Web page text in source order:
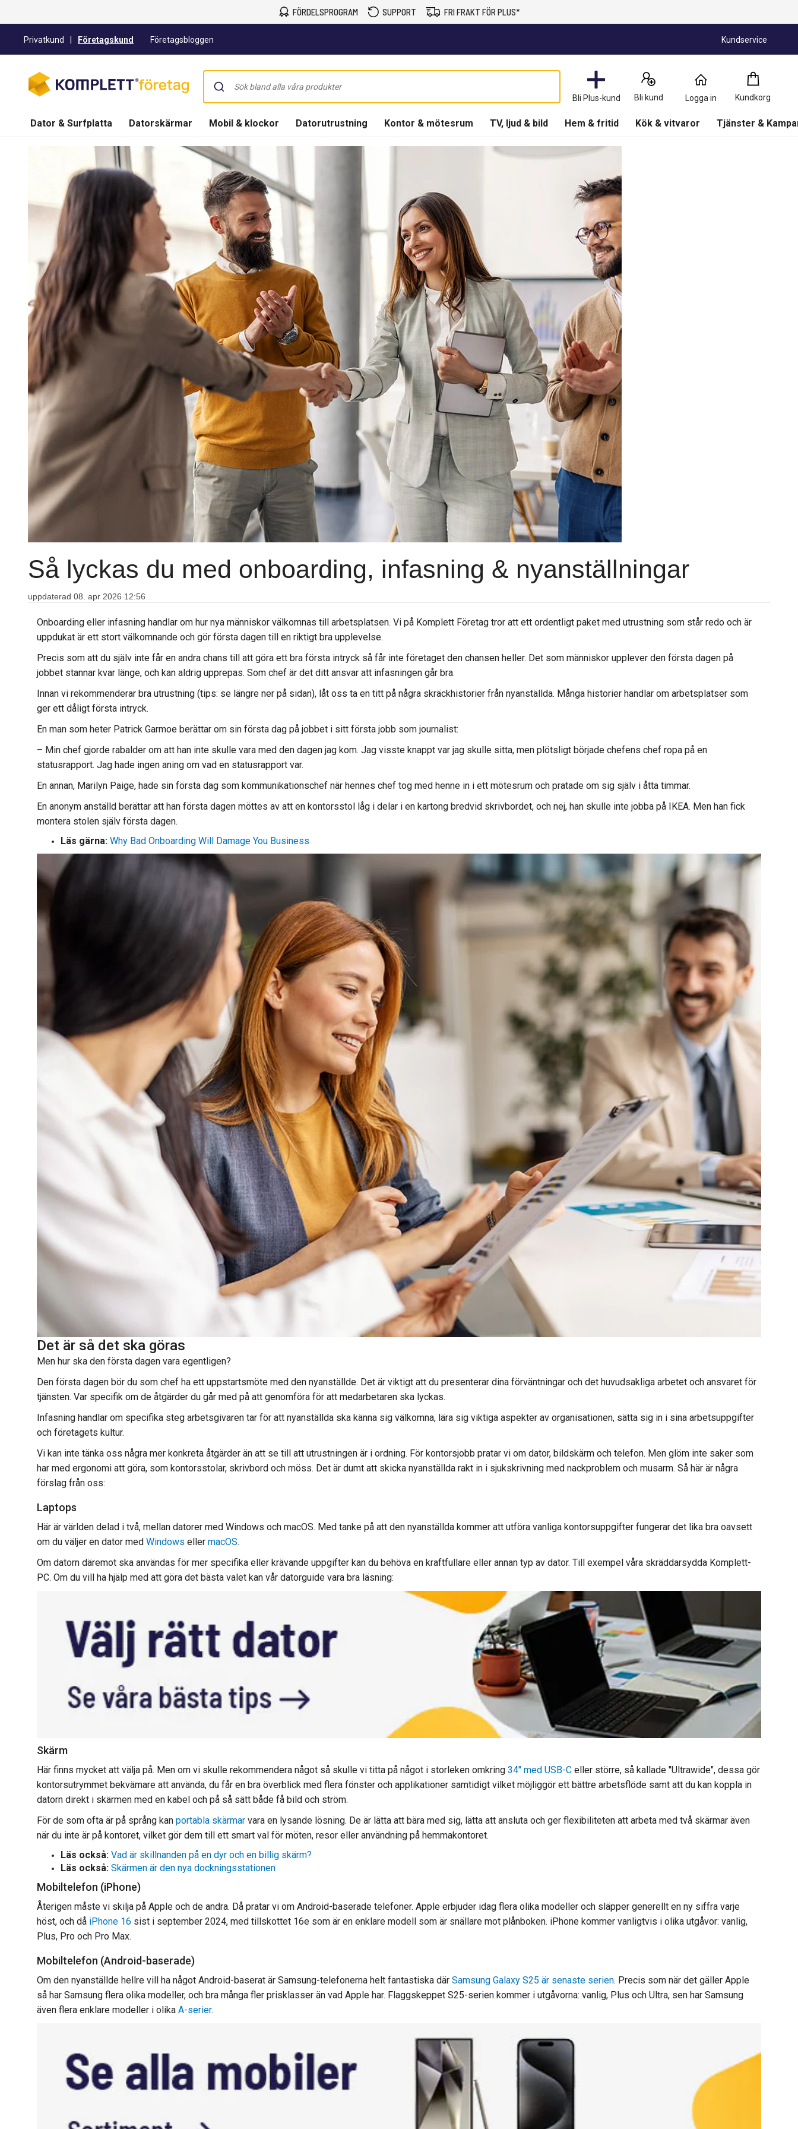
FÖRDELSPROGRAM SUPPORT FRI FRAKT FÖR PLUS*
Privatkund Företagskund Företagsbloggen Kundservice
Bli Plus-kund Bli kund Logga in Kundkorg
Kundkorg
0
Produkter
Dator & Surfplatta Datorskärmar Mobil & klockor Datorutrustning Kontor & mötesrum TV, ljud & bild Hem & fritid Kök & vitvaror Tjänster &
Så lyckas du med onboarding, infasning & nyanställningar
uppdaterad 08. apr 2026 12:56
Onboarding eller infasning handlar om hur nya människor välkomnas till arbetsplatsen. Vi på Komplett Företag tror att ett ordentligt paket med utrustning som står redo och är
uppdukat är ett stort välkomnande och gör första dagen till en riktigt bra upplevelse.
Precis som att du själv inte får en andra chans till att göra ett bra första intryck så får inte företaget den chansen heller. Det som människor upplever den första dagen på
jobbet stannar kvar länge, och kan aldrig upprepas. Som chef är det ditt ansvar att infasningen går bra.
Innan vi rekommenderar bra utrustning (tips: se längre ner på sidan), låt oss ta en titt på några skräckhistorier från nyanställda. Många historier handlar om arbetsplatser som
ger ett dåligt första intryck.
En man som heter Patrick Garmoe berättar om sin första dag på jobbet i sitt första jobb som journalist:
– Min chef gjorde rabalder om att han inte skulle vara med den dagen jag kom. Jag visste knappt var jag skulle sitta, men plötsligt började chefens chef ropa på en
statusrapport. Jag hade ingen aning om vad en statusrapport var.
En annan, Marilyn Paige, hade sin första dag som kommunikationschef när hennes chef tog med henne in i ett mötesrum och pratade om sig själv i åtta timmar.
En anonym anställd berättar att han första dagen möttes av att en kontorsstol låg i delar i en kartong bredvid skrivbordet, och nej, han skulle inte jobba på IKEA. Men han fick
montera stolen själv första dagen.
Läs gärna: Why Bad Onboarding Will Damage You Business
Det är så det ska göras
Men hur ska den första dagen vara egentligen?
Den första dagen bör du som chef ha ett uppstartsmöte med den nyanställde. Det är viktigt att du presenterar dina förväntningar och det huvudsakliga arbetet och ansvaret för
tjänsten. Var specifik om de åtgärder du går med på att genomföra för att medarbetaren ska lyckas.
Infasning handlar om specifika steg arbetsgivaren tar för att nyanställda ska känna sig välkomna, lära sig viktiga aspekter av organisationen, sätta sig in i sina arbetsuppgifter
och företagets kultur.
Vi kan inte tänka oss några mer konkreta åtgärder än att se till att utrustningen är i ordning. För kontorsjobb pratar vi om dator, bildskärm och telefon. Men glöm inte saker som
har med ergonomi att göra, som kontorsstolar, skrivbord och möss. Det är dumt att skicka nyanställda rakt in i sjukskrivning med nackproblem och musarm. Så här är några
förslag från oss:
Laptops
Här är världen delad i två, mellan datorer med Windows och macOS. Med tanke på att den nyanställda kommer att utföra vanliga kontorsuppgifter fungerar det lika bra oavsett
om du väljer en dator med Windows eller macOS.
Om datorn däremot ska användas för mer specifika eller krävande uppgifter kan du behöva en kraftfullare eller annan typ av dator. Till exempel våra skräddarsydda Komplett-
PC. Om du vill ha hjälp med att göra det bästa valet kan vår datorguide vara bra läsning:
Skärm
Här finns mycket att välja på. Men om vi skulle rekommendera något så skulle vi titta på något i storleken omkring 34" med USB-C eller större, så kallade "Ultrawide", dessa gör
kontorsutrymmet bekvämare att använda, du får en bra överblick med flera fönster och applikationer samtidigt vilket möjliggör ett bättre arbetsflöde samt att du kan koppla in
datorn direkt i skärmen med en kabel och på så sätt både få bild och ström.
För de som ofta är på språng kan portabla skärmar vara en lysande lösning. De är lätta att bära med sig, lätta att ansluta och ger flexibiliteten att arbeta med två skärmar även
när du inte är på kontoret, vilket gör dem till ett smart val för möten, resor eller användning på hemmakontoret.
Läs också: Vad är skillnanden på en dyr och en billig skärm?
Läs också: Skärmen är den nya dockningsstationen
Mobiltelefon (iPhone)
Återigen måste vi skilja på Apple och de andra. Då pratar vi om Android-baserade telefoner. Apple erbjuder idag flera olika modeller och släpper generellt en ny siffra varje
höst, och då iPhone 16 sist i september 2024, med tillskottet 16e som är en enklare modell som är snällare mot plånboken. iPhone kommer vanligtvis i olika utgåvor: vanlig,
Plus, Pro och Pro Max.
Mobiltelefon (Android-baserade)
Om den nyanställde hellre vill ha något Android-baserat är Samsung-telefonerna helt fantastiska där Samsung Galaxy S25 är senaste serien. Precis som när det gäller Apple
så har Samsung flera olika modeller, och bra många fler prisklasser än vad Apple har. Flaggskeppet S25-serien kommer i utgåvorna: vanlig, Plus och Ultra, sen har Samsung
även flera enklare modeller i olika A-serier.